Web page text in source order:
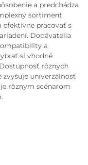
a predchádza
sortiment
efektívne pracovať s
Dodávatelia
a
si vhodné
rôznych
univerzálnosť
rôznym scénarom